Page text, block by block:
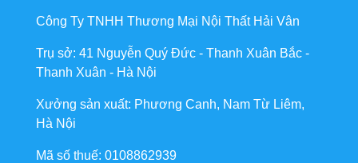
Công Ty TNHH Thương Mại Nội Thất Hải Vân
Trụ sở: 41 Nguyễn Quý Đức - Thanh Xuân Bắc -
Thanh Xuân - Hà Nội
Xưởng sản xuất: Phương Canh, Nam Từ Liêm,
Hà Nội
Mã số thuế: 0108862939